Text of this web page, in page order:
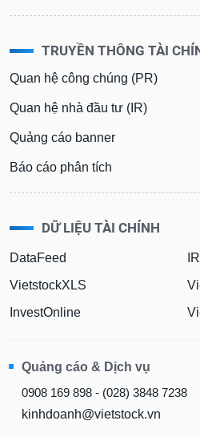
TRUYỀN THÔNG TÀI
Quan hệ công chúng (PR)
Quan hệ nhà đầu tư (IR)
Quảng cáo banner
Báo cáo phân tích
DỮ LIỆU TÀI CHÍNH
DataFeed
VietstockXLS
InvestOnline
Quảng cáo & Dịch vụ
0908 169 898 - (028) 3848 7238
kinhdoanh@vietstock.vn